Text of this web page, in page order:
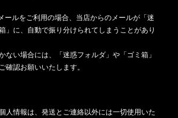
ールをご利用の場合、当店からのメールが「迷
」に、自動で振り分けられてしまうことがあり
ない場合には、「迷惑フォルダ」や「ゴミ箱」
確認お願いいたします。
人情報は、発送とご連絡以外には一切使用いた